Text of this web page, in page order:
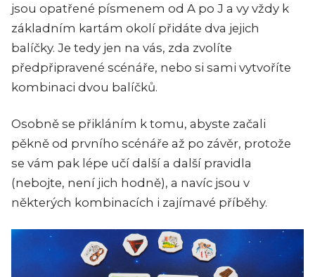
jsou opatřené písmenem od A po J a vy vždy k
základním kartám okolí přidáte dva jejich
balíčky. Je tedy jen na vás, zda zvolíte
předpřipravené scénáře, nebo si sami vytvoříte
kombinaci dvou balíčků.
Osobně se přikláním k tomu, abyste začali
pěkně od prvního scénáře až po závěr, protože
se vám pak lépe učí další a další pravidla
(nebojte, není jich hodně), a navíc jsou v
některých kombinacích i zajímavé příběhy.